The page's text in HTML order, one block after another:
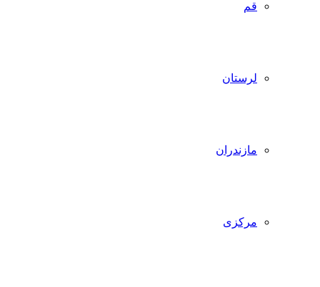
قم
لرستان
مازندران
مرکزی